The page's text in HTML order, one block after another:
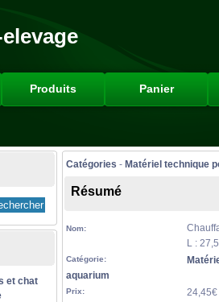
Produits Panier
et chat
Catégories - Matériel technique
Résumé
Nom:
L :
Catégorie:
aquarium
Prix: 24,45€